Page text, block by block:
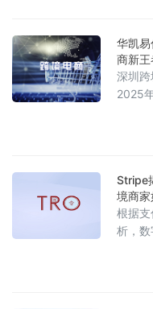
6万元
显示
件羽
俄罗斯
华凯
商新王
深圳跨
2025
一季
驱动
占总营
司现金
物
Stripe
境商家
根据
析，数
验证